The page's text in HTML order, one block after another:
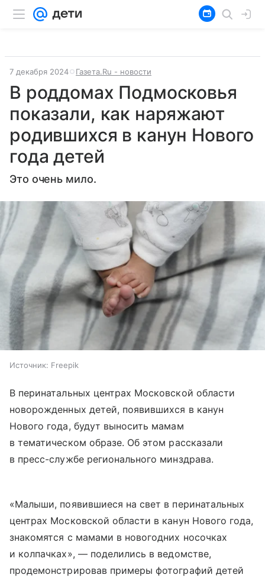
7 декабря 2024 Газета.Ru - новости
В роддомах Подмосковья
показали, как наряжают
родившихся в канун Нового
года детей
Это очень мило.
Источник: Freepik
В перинатальных центрах Московской области
новорожденных детей, появившихся в канун
Нового года, будут выносить мамам
в тематическом образе. Об этом рассказали
в пресс-службе регионального минздрава.
«Малыши, появившиеся на свет в перинатальных
центрах Московской области в канун Нового года,
знакомятся с мамами в новогодних носочках
и колпачках», — поделились в ведомстве,
продемонстрировав примеры фотографий детей